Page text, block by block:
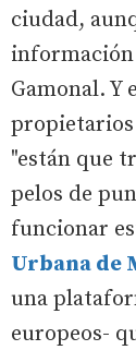
ciudad,
información
Gamonal. Y
propietarios
"están que
pelos de
funcionar
Urbana de
una
europeos-